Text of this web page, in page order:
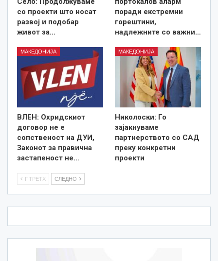
со проекти што носат
развој и подобар
живот за…
поради екстремни
горештини,
надлежните со важни…
МАКЕДОНИЈА
ВЛЕН: Охридскиот
договор не е
сопственост на ДУИ,
Законот за правична
застапеност не…
МАКЕДОНИЈА
Николоски: Го
зајакнуваме
партнерството со САД
преку конкретни
проекти
ПТРЕТХ СЛЕДНО